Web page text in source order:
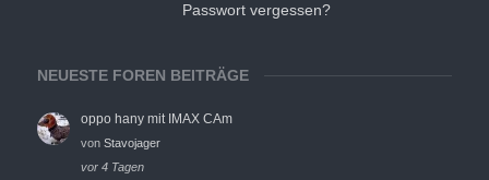
Passwort vergessen?
NEUESTE FOREN BEITRÄGE
oppo hany mit IMAX CAm
von Stavojager
vor 4 Tagen